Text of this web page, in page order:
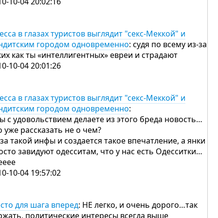
в глазах туристов выглядит "секс-Меккой" и
городом одновременно: судя по всему из-за
как ты «интеллигентных» евреи и страдают
10-04 20:01:26
в глазах туристов выглядит "секс-Меккой" и
городом одновременно:
с удовольствием делаете из этого бреда новость…
уже рассказать не о чем?
такой инфы и создается такое впечатление, а янки
завидуют одесситам, что у нас есть Одесситки…
10-04 19:57:02
для шага вперед: НЕ легко, и очень дорого…так
политические интересы всегда выше